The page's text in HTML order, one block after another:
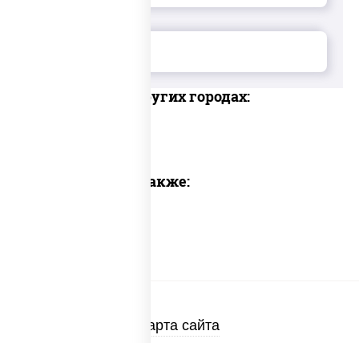
Доставка в других городах:
Предлагаем также:
Карта сайта